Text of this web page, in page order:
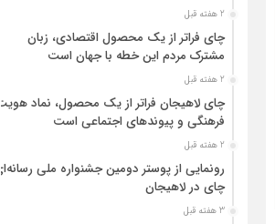
2 هفته قبل
چای فراتر از یک محصول اقتصادی، زبان
مشترک مردم این خطه با جهان است
2 هفته قبل
چای لاهیجان فراتر از یک محصول، نماد هویت
فرهنگی و پیوندهای اجتماعی است
2 هفته قبل
رونمایی از پوستر دومین جشنواره ملی رسانه‌ای
چای در لاهیجان
3 هفته قبل